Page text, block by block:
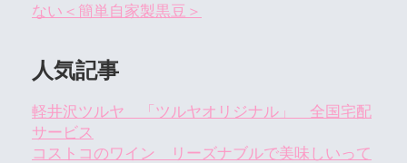
ない＜簡単自家製黒豆＞
人気記事
軽井沢ツルヤ 「ツルヤオリジナル」 全国宅配
サービス
コストコのワイン リーズナブルで美味しいって